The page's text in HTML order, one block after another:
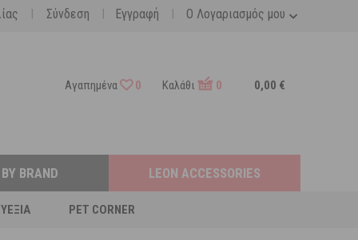
Ο Λογαριασμός μου
| Σύνδεση | Εγγραφή |
Αγαπημένα 0 Καλάθι 0 0,00 €
PET CORNER
BRAND LEON ACCESSORIES